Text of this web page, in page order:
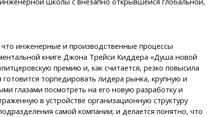
что инженерные и производственные процессы
книге Джона Трейси Киддера «Душа новой
премию и, как считается, резко повысила
торпедировать лидера рынка, крупную и
глазами посмотреть на его новую разработку и
в устройстве организационную структуру
самой компании; и делается понятно, что